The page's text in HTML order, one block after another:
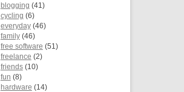
blogging (41)
cycling (6)
everyday(46)
family(46)
free software (51)
freelance (2)
friends(10)
fun (8)
hardware (14)